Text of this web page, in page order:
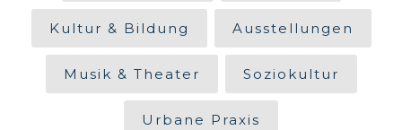
Kultur & Bildung Ausstellungen
Musik & Theater Soziokultur
Urbane Praxis